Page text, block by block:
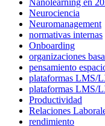
Neurociencia
Neuromanagement
normativas internas
Onboarding
organizaciones
pensamiento
plataformas LMS/
plataformas LMS/
Productividad
Relaciones
rendimiento